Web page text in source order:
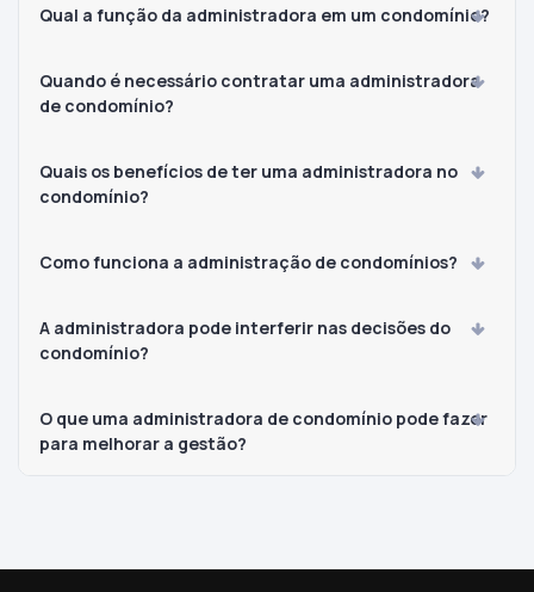
Qual a função da administradora em um condomínio?
Quando é necessário contratar uma administradora
de condomínio?
Quais os benefícios de ter uma administradora no
condomínio?
Como funciona a administração de condomínios?
A administradora pode interferir nas decisões do
condomínio?
O que uma administradora de condomínio pode fazer
para melhorar a gestão?